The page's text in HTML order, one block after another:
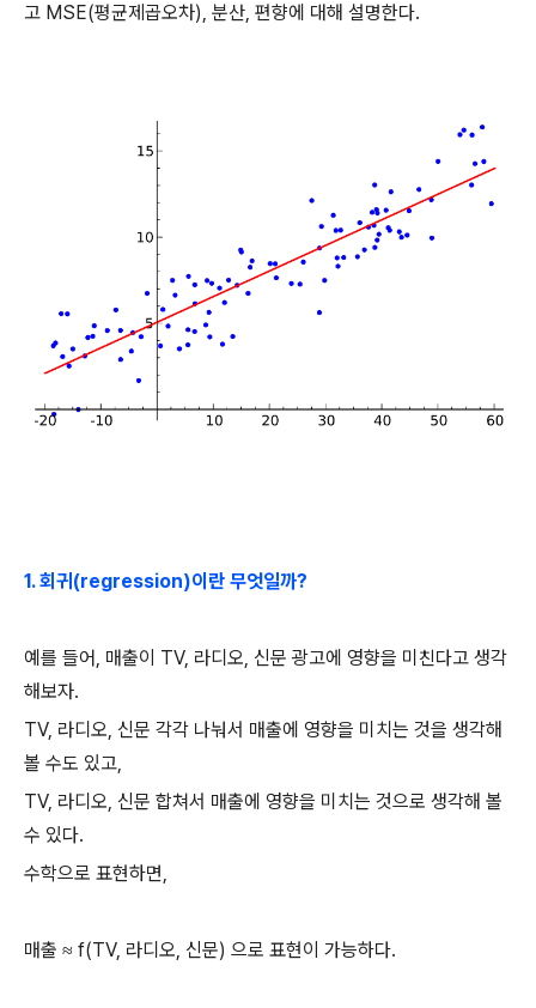
고 MSE(평균제곱오차), 분산, 편향에 대해 설명한다.
1.회귀 (regression)이란 무엇일까?
예를 들어, 매출이 TV, 라디오, 신문 광고에 영향을 미친다고 생각
해보자.
TV, 라디오, 신문 각각 나눠서 매출에 영향을 미치는 것을 생각해
볼 수도 있고,
TV, 라디오, 신문 합쳐서 매출에 영향을 미치는 것으로 생각해 볼
수 있다.
수학으로 표현하면,
매출 ≈ f(TV, 라디오, 신문) 으로 표현이 가능하다.